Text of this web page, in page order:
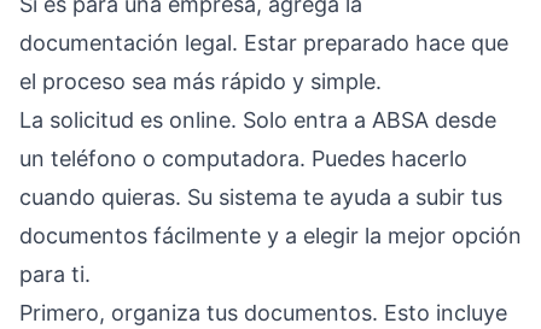
documentación legal. Estar preparado hace que
el proceso sea más rápido y simple.
La solicitud es online. Solo entra a ABSA desde
un teléfono o computadora. Puedes hacerlo
cuando quieras. Su sistema te ayuda a subir tus
documentos fácilmente y a elegir la mejor opción
para ti.
Primero, organiza tus documentos. Esto incluye